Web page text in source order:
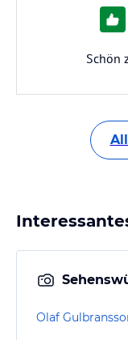
Schön
Olaf